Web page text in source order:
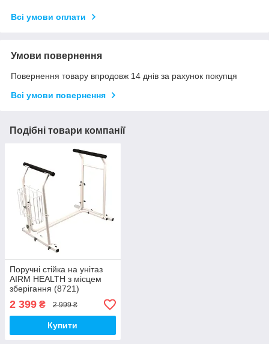
Всі умови оплати
Умови повернення
Повернення товару впродовж 14 днів за рахунок покупця
Всі умови повернення
Подібні товари компанії
Поручні стійка на унітаз
AIRM HEALTH з місцем
зберігання (8721)
2 399 ₴ 2 999 ₴
Купити